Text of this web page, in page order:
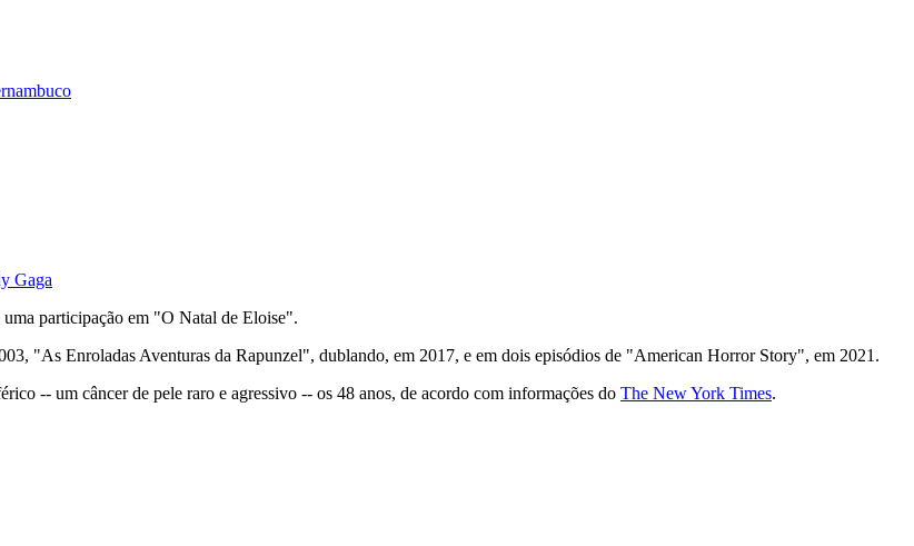
Gaga
participação em "O Natal de Eloise".
"As Enroladas Aventuras da Rapunzel", dublando, em 2017, e em dois episódios de "American Horror Story", em 2021.
-- um câncer de pele raro e agressivo -- os 48 anos, de acordo com informações do The New York Times.